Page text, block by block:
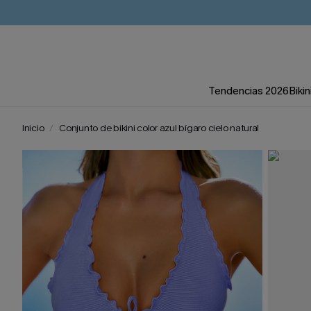
Tendencias 2026
Inicio Conjunto de bikini color azul bígaro cielo natural